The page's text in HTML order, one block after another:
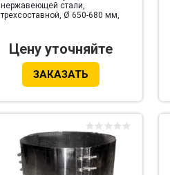
нержавеющей стали,
трехсоставной, Ø 650-680 мм,
Цену уточняйте
ЗАКАЗАТЬ